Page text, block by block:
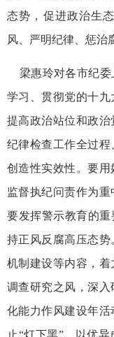
态势，促进政治生
风、严明纪律、惩治
梁惠玲对各市纪委
学习、贯彻党的十
提高政治站位和政
纪律检查工作全过
创造性实效性。要
监督执纪问责作为重
要发挥警示教育的
持正风反腐高压态
机制建设等内容，
调查研究之风，深
化能力作风建设年
止“灯下黑”，以优